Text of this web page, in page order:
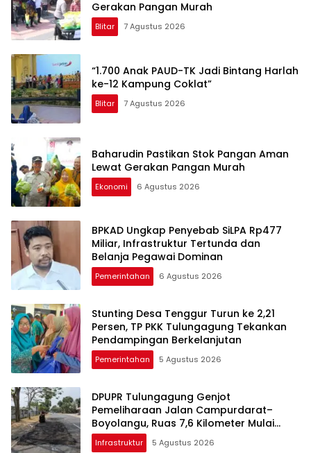
Gerakan Pangan Murah
Blitar 7 Agustus 2026
“1.700 Anak PAUD-TK Jadi Bintang Harlah
ke-12 Kampung Coklat”
Blitar 7 Agustus 2026
Baharudin Pastikan Stok Pangan Aman
Lewat Gerakan Pangan Murah
Ekonomi 6 Agustus 2026
BPKAD Ungkap Penyebab SiLPA Rp477
Miliar, Infrastruktur Tertunda dan
Belanja Pegawai Dominan
Pemerintahan 6 Agustus 2026
Stunting Desa Tenggur Turun ke 2,21
Persen, TP PKK Tulungagung Tekankan
Pendampingan Berkelanjutan
Pemerintahan 5 Agustus 2026
DPUPR Tulungagung Genjot
Pemeliharaan Jalan Campurdarat–
Boyolangu, Ruas 7,6 Kilometer Mulai
Diperbaiki
Infrastruktur 5 Agustus 2026